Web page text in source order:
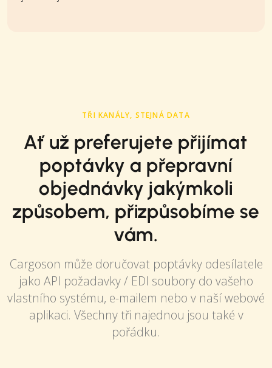
TŘI KANÁLY, STEJNÁ DATA
Ať už preferujete přijímat
poptávky a přepravní
objednávky jakýmkoli
způsobem, přizpůsobíme se
vám.
Cargoson může doručovat poptávky odesílatele
jako API požadavky / EDI soubory do vašeho
vlastního systému, e-mailem nebo v naší webové
aplikaci. Všechny tři najednou jsou také v
pořádku.